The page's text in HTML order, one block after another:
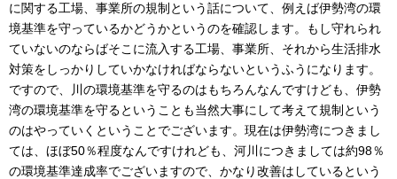
に関する工場、事業所の規制という話について、例えば伊勢湾の環
境基準を守っているかどうかというのを確認します。もし守れられ
ていないのならばそこに流入する工場、事業所、それから生活排水
対策をしっかりしていかなければならないというふうになります。
ですので、川の環境基準を守るのはもちろんなんですけども、伊勢
湾の環境基準を守るということも当然大事にして考えて規制という
のはやっていくということでございます。現在は伊勢湾につきまし
ては、ほぼ50％程度なんですけれども、河川につきましては約98％
の環境基準達成率でございますので、かなり改善はしているという